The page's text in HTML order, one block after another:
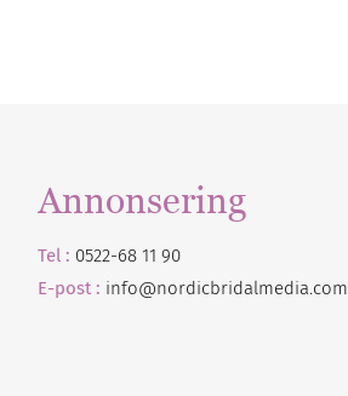
Annonsering
Tel : 0522-68 11 90
E-post : info@nordicbridalmedia.com